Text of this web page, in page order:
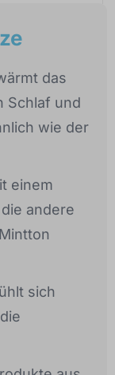
das
Schlaf und
wie der
einem
andere
sich